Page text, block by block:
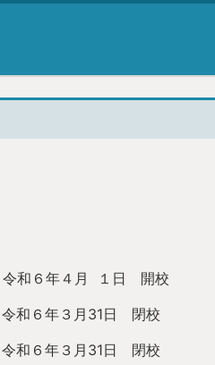
令和６年４月 １日 開校
和６年３月31日 閉校
和６年３月31日 閉校